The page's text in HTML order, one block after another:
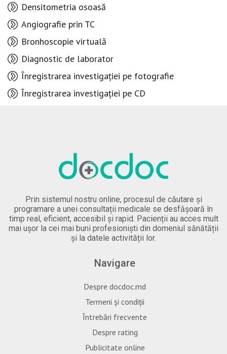
Densitometria osoasă
Angiografie prin TC
Bronhoscopie virtuală
Diagnostic de laborator
Înregistrarea investigației pe fotografie
Înregistrarea investigației pe CD
Prin sistemul nostru online, procesul de căutare și
programare a unei consultații medicale se desfășoară în
timp real, eficient, accesibil și rapid. Pacienții au acces mult
mai ușor la cei mai buni profesioniști din domeniul sănătății
și la datele activității lor.
Navigare
Despre docdoc.md
Termeni și condiții
Întrebări frecvente
Despre rating
Publicitate online